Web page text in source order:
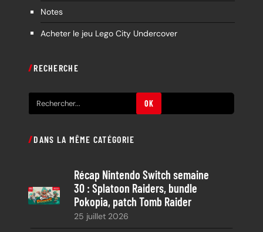
Notes
Acheter le jeu Lego City Undercover
RECHERCHE
e
h
c
h
OK
DANS LA MÊME CATÉGORIE
Récap Nintendo Switch semaine
30 : Splatoon Raiders, bundle
Pokopia, patch Tomb Raider
25 juillet 2026